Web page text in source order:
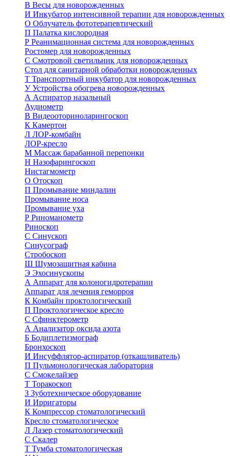
В Весы для новорожденных
И Инкубатор интенсивной терапии для новорожденных
О Облучатель фототерапевтический
П Палатка кислородная
Р Реанимационная система для новорожденных
Ростомер для новорожденных
С Смотровой светильник для новорожденных
Стол для санитарной обработки новорожденных
Т Транспортный инкубатор для новорожденных
УУстройства обогрева новорожденных
А Аспиратор назальный
Аудиометр
В Видеооториноларингоскоп
К Камертон
Л ЛОР-комбайн
ЛОР-кресло
М Массаж барабанной перепонки
Н Назофарингоскоп
Нистагмометр
О Отоскоп
П Промывание миндалин
Промывание носа
Промывание уха
Р Риноманометр
Риноскоп
С Синускоп
Синусограф
Стробоскоп
Ш Шумозащитная кабина
Э Эхосинускопы
А Аппарат для колоногидротерапии
Аппарат для лечения геморроя
К Комбайн проктологический
П Проктологическое кресло
С Сфинктерометр
А Анализатор оксида азота
Б Бодиплетизмограф
Бронхоскоп
И Инсуффлятор-аспиратор (откашливатель)
П Пульмонологическая лаборатория
С Смокелайзер
Т Торакоскоп
З Зуботехническое оборудование
И Ирригаторы
К Компрессор стоматологический
Кресло стоматологическое
Л Лазер стоматологический
С Скалер
Т Тумба стоматологическая